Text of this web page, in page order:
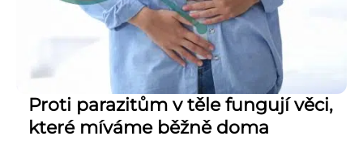
Proti parazitům v těle fungují věci,
které míváme běžně doma